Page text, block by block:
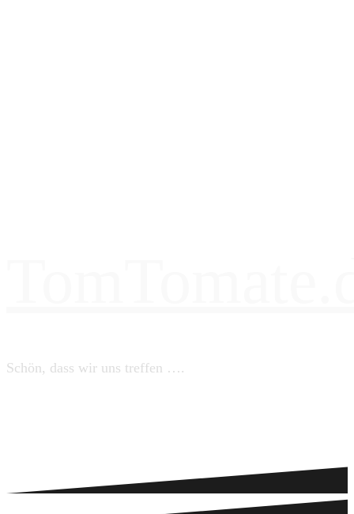
Schön, dass wir uns treffen ….